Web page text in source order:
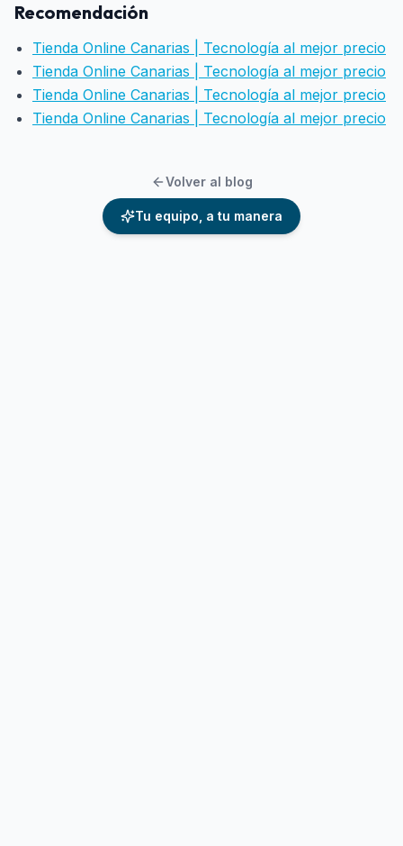
Recomendación
Tienda Online Canarias | Tecnología al mejor precio
Tienda Online Canarias | Tecnología al mejor precio
Tienda Online Canarias | Tecnología al mejor precio
Tienda Online Canarias | Tecnología al mejor precio
Volver al blog
Tu equipo, a tu manera